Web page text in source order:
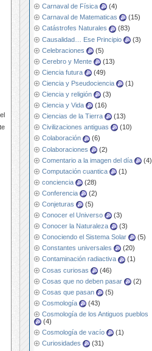
Carnaval de Física
(4)
Carnaval de Matematicas
(15)
Catástrofes Naturales
(83)
Causalidad… Ese Principio
(3)
Celebraciones
(5)
Cerebro y Mente
(13)
Ciencia futura
(49)
Ciencia y Pseudociencia
(1)
Ciencia y religión
(3)
Ciencia y Vida
(16)
Ciencias de la Tierra
(13)
Civilizaciones antiguas
(10)
Colaboración
(6)
Colaboraciones
(2)
Comentario a la imagen del día
(4)
Computación cuantica
(1)
conciencia
(28)
Conferencia
(2)
Conjeturas
(5)
Conocer el Universo
(3)
Conocer la Naturaleza
(3)
Conociendo el Sistema Solar
(5)
Constantes universales
(20)
Contaminación radiactiva
(1)
Cosas curiosas
(46)
Cosas que no deben pasar
(2)
Cosas que pasan
(5)
Cosmología
(43)
Cosmología de los Antiguos pueblos
(4)
Cosmología de vacío
(1)
Curiosidades
(31)